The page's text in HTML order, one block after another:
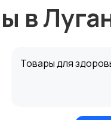
в
Товары для